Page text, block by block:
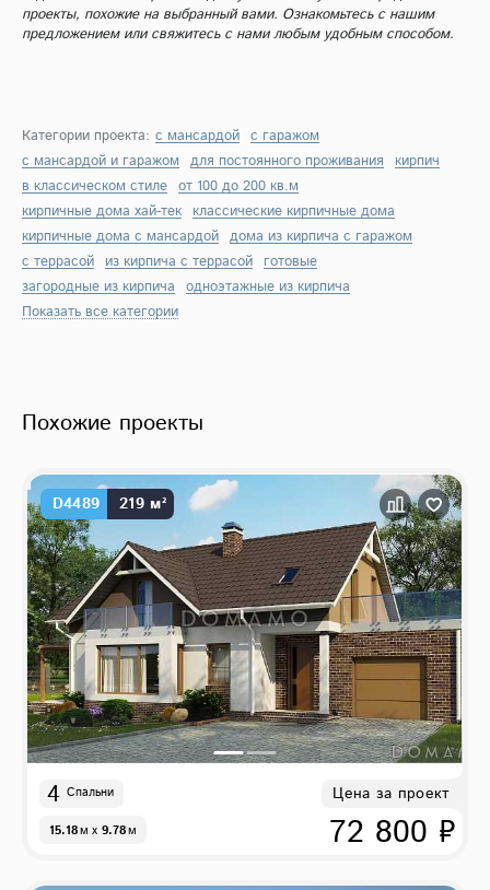
проекты, похожие на выбранный вами. Ознакомьтесь с нашим
предложением или свяжитесь с нами любым удобным способом.
Категории проекта: с мансардой с гаражом
с мансардой и гаражом для постоянного проживания
кирпич
в классическом стиле от 100 до 200 кв.м
кирпичные дома хай-тек классические кирпичные дома
кирпичные дома с мансардой дома из кирпича с гаражом
с террасой из кирпича с террасой готовые
загородные из кирпича одноэтажные из кирпича
Показать все категории
Похожие проекты
D4489 219 м²
4 Спальни
15.18м x 9.78м
Цена за проект
72 800 ₽